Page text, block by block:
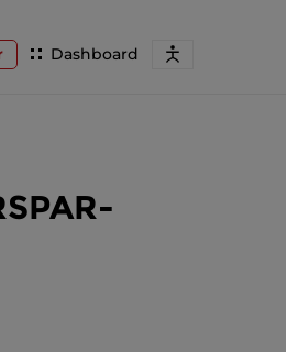
Dashboard